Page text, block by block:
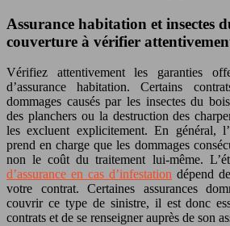
Assurance habitation et insectes
couverture à vérifier
Vérifiez attentivement les garanties
d’assurance habitation. Certains
dommages causés par les insectes du
des planchers ou la destruction des
les excluent explicitement. En général,
prend en charge que les dommages
non le coût du traitement lui-même.
d’assurance en cas d’infestation dépend
votre contrat. Certaines assurances
couvrir ce type de sinistre, il est donc
contrats et de se renseigner auprès de son